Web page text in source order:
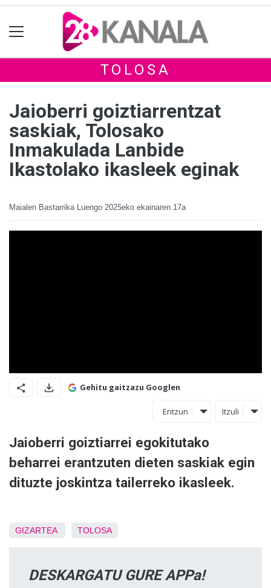
TOLOSA
Jaioberri goiztiarrentzat
saskiak, Tolosako
Inmakulada Lanbide
Ikastolako ikasleek eginak
Maialen Bastarrika Luengo 2025eko ekainaren 17a
Gehitu gaitzazu Googlen
Entzun Itzuli
Jaioberri goiztiarrei egokitutako
beharrei erantzuten dieten saskiak egin
dituzte joskintza tailerreko ikasleek.
GIZARTEA TOLOSA
DESKARGATU GURE APPa!